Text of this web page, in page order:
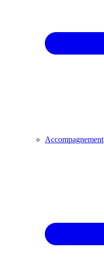
Accompagnement